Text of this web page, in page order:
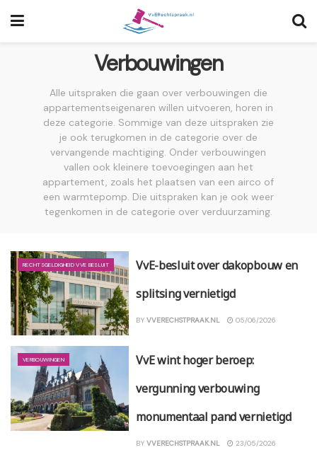
Verbouwingen
Alle uitspraken die gaan over verbouwingen die
appartementseigenaren willen uitvoeren, horen in
deze categorie. Sommige van deze uitspraken zie
je ook terugkomen in de categorie over de
vervangende machtiging. Onder verbouwingen
vallen ook kleinere toevoegingen aan het
appartement, zoals het plaatsen van een airco of
een warmtepomp. Die uitspraken kan je ook weer
tegenkomen in de categorie over verduurzaming.
RECHTSGELDIGHEID VVE BESLUIT
VvE-besluit over dakopbouw en
splitsing vernietigd
BY VVERECHSTPRAAK.NL 05/06/2026
VERBOUWINGEN
VvE wint hoger beroep:
vergunning verbouwing
monumentaal pand vernietigd
BY VVERECHSTPRAAK.NL 23/05/2026